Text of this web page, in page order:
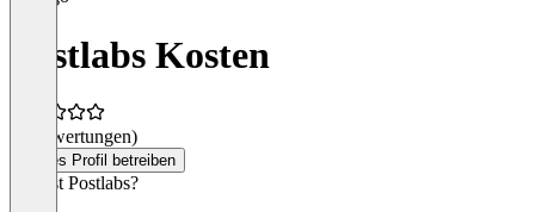
Postlabs Kosten
(0 Bewertungen)
Dieses Profil betreiben
Was ist Postlabs?